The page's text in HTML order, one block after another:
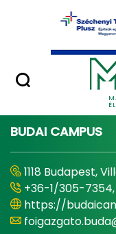
Ugrás a fő
Minőségügy
Home -
BUDAI CAMPUS
1118 Budapest,
+36-1/305-
https://